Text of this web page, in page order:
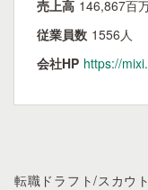
売上高 146,867百
従業員数 1556人
会社HP https://
転職ドラフト/スカウト